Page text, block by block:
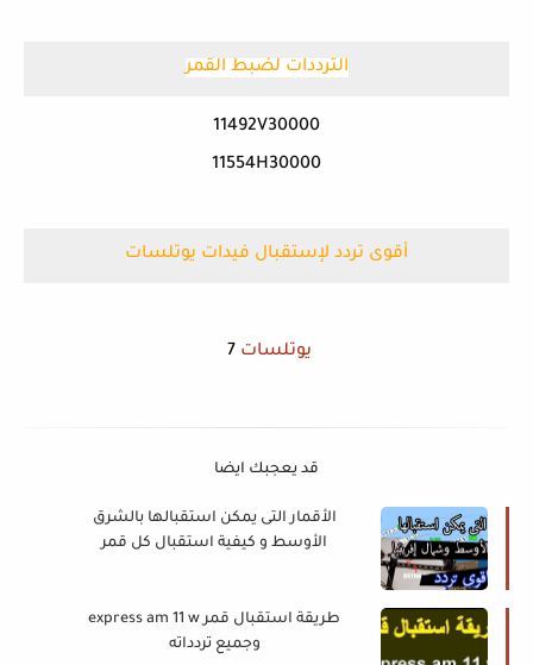
الترددات لضبط القمر
11554H30000
أقوى تردد لإستقبال فيدات يوتلسات
يوتلسات
قد يعجبك ايضا
الأقمار التى يمكن استقبالها بالشرق
الأوسط و كيفية استقبال كل قمر
طريقة استقبال قمر express am 11 w
وجميع تردداته